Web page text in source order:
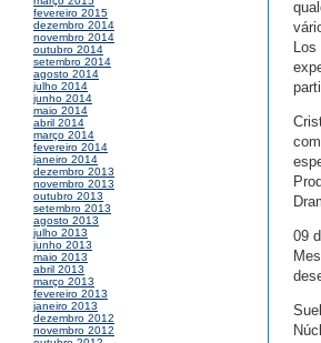
fevereiro 2015
dezembro 2014
novembro 2014
outubro 2014
setembro 2014
agosto 2014
julho 2014
junho 2014
maio 2014
abril 2014
março 2014
fevereiro 2014
janeiro 2014
dezembro 2013
novembro 2013
outubro 2013
setembro 2013
agosto 2013
julho 2013
junho 2013
maio 2013
abril 2013
março 2013
fevereiro 2013
janeiro 2013
dezembro 2012
novembro 2012
09